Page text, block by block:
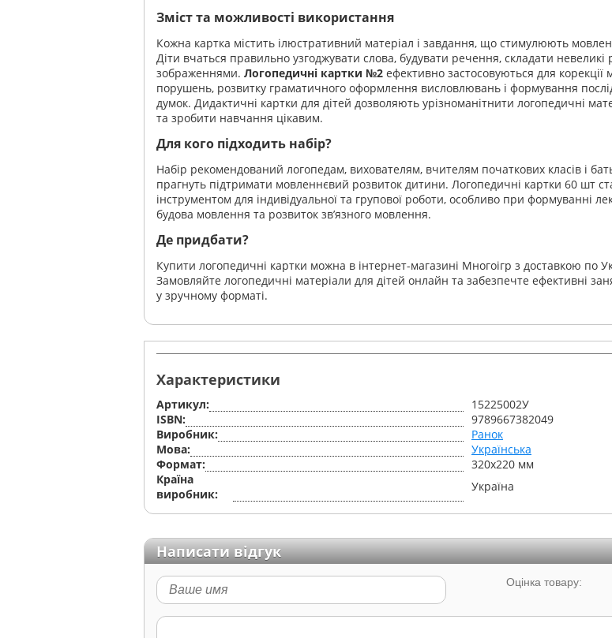
Зміст та можливості використання
Кожна картка містить ілюстративний матеріал і завдання, що стимулюють
Діти вчаться правильно узгоджувати слова, будувати речення, складати невеликі
зображеннями. Логопедичні картки №2 ефективно застосовуються для корекції
порушень, розвитку граматичного оформлення висловлювань і формування
думок. Дидактичні картки для дітей дозволяють урізноманітнити логопедичні
та зробити навчання цікавим.
Для кого підходить набір?
Набір рекомендований логопедам, вихователям, вчителям початкових класів і
прагнуть підтримати мовленнєвий розвиток дитини. Логопедичні картки 60 шт
інструментом для індивідуальної та групової роботи, особливо при формуванні
будова мовлення та розвиток зв’язного мовлення.
Де придбати?
Купити логопедичні картки можна в інтернет-магазині Многоігр з доставкою по
Замовляйте логопедичні матеріали для дітей онлайн та забезпечте ефективні
у зручному форматі.
Характеристики
Артикул:
15225002У
ISBN:
9789667382049
Виробник:
Ранок
Мова:
Українська
Формат:
320х220 мм
Країна
виробник:
Україна
Написати відгук
Оцінка товару: